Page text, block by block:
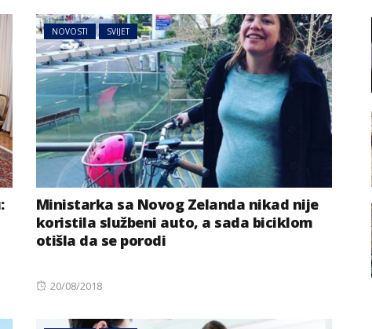
NOVOSTI SVIJET
Ministarka sa Novog Zelanda nikad nije
koristila službeni auto, a sada biciklom
otišla da se porodi
Posted
20/08/2018